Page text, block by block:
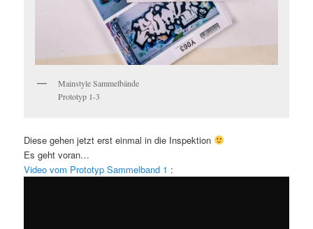
Mainstyle Sammelbände
Prototyp 1-3
Diese gehen jetzt erst einmal in die Inspektion
Es geht voran…
Video vom Prototyp Sammelband 1 :